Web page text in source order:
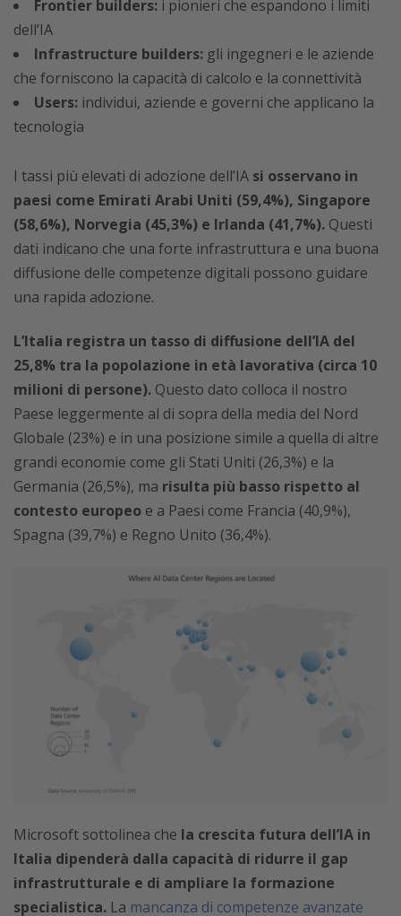
Frontier builders: i pionieri che espandono i limiti
dell’IA
Infrastructure builders: gli ingegneri e le aziende
che forniscono la capacità di calcolo e la connettività
Users: individui, aziende e governi che applicano la
tecnologia
I tassi più elevati di adozione dell’IA si osservano in
paesi come Emirati Arabi Uniti (59,4%), Singapore
(58,6%), Norvegia (45,3%) e Irlanda (41,7%). Questi
dati indicano che una forte infrastruttura e una buona
diffusione delle competenze digitali possono guidare
una rapida adozione.
L’Italia registra un tasso di diffusione dell’IA del
25,8% tra la popolazione in età lavorativa (circa 10
milioni di persone). Questo dato colloca il nostro
Paese leggermente al di sopra della media del Nord
Globale (23%) e in una posizione simile a quella di altre
grandi economie come gli Stati Uniti (26,3%) e la
Germania (26,5%), ma risulta più basso rispetto al
contesto europeo e a Paesi come Francia (40,9%),
Spagna (39,7%) e Regno Unito (36,4%).
Microsoft sottolinea che la crescita futura dell’IA in
Italia dipenderà dalla capacità di ridurre il gap
infrastrutturale e di ampliare la formazione
specialistica. La mancanza di competenze avanzate